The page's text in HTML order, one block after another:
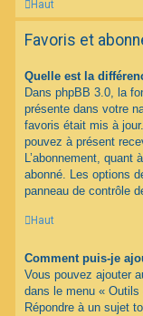
Haut
Favoris et
Quelle est la
Dans phpBB 3.0, la
présente dans votre
favoris était mis à
pouvez à présent
L’abonnement, quant
abonné. Les options
panneau de contrôle
Haut
Comment puis-je
Vous pouvez ajouter
dans le menu «
Répondre à un sujet